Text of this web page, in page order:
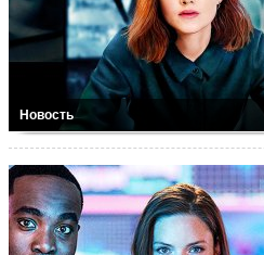
Новость